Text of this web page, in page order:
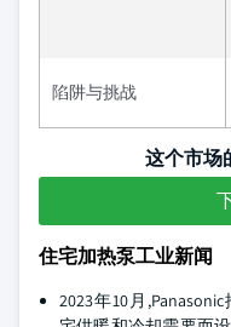
陷阱与挑战
这个市场
住宅加热泵工业新闻
2023年10月